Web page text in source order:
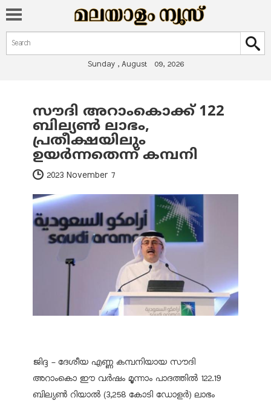
Search form
Search
Sunday , August 09, 2026
You are here
സൗദി അറാംകൊക്ക് 122
ബില്യൺ ലാഭം,
പ്രതീക്ഷയിലും
ഉയര്‍ന്നതെന്ന് കമ്പനി
2023 November 7
ജിദ്ദ - ദേശീയ എണ്ണ കമ്പനിയായ സൗദി
അറാംകൊ ഈ വർഷം മൂന്നാം പാദത്തിൽ 122.19
ബില്യൺ റിയാൽ (3,258 കോടി ഡോളർ) ലാഭം